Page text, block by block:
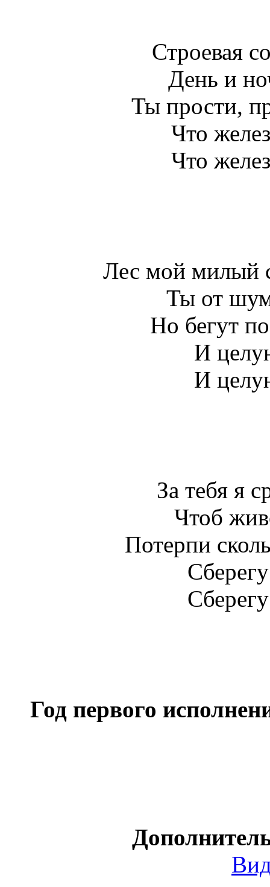
Строевая
День и
Ты прости,
Что
Что
Лес мой милый
Ты от
Но бегут
И
И
За тебя я
Чтоб
Потерпи
Год первого